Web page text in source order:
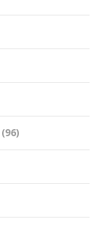
(96)